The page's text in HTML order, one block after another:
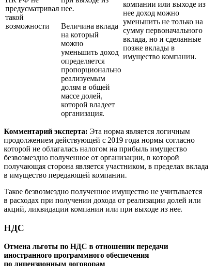
предусматривал
такой
возможности
нее.
Величина вклада
на который
можно
уменьшить доход
определяется
пропорционально
реализуемым
долям в общей
массе долей,
которой владеет
организация.
компании или выходе из
нее доход можно
уменьшить не только на
сумму первоначального
вклада, но и сделанные
позже вклады в
имущество компании.
Комментарий эксперта: Эта норма является логичным
продолжением действующей с 2019 года нормы согласно
которой не облагалась налогом на прибыль имущество
безвозмездно полученное от организации, в которой
получающая сторона является участником, в пределах вклада
в имущество передающей компании.
Такое безвозмездно полученное имущество не учитывается
в расходах при получении дохода от реализации долей или
акций, ликвидации компании или при выходе из нее.
НДС
Отмена льготы по НДС в отношении передачи
иностранного программного обеспечения
по лицензионным договорам